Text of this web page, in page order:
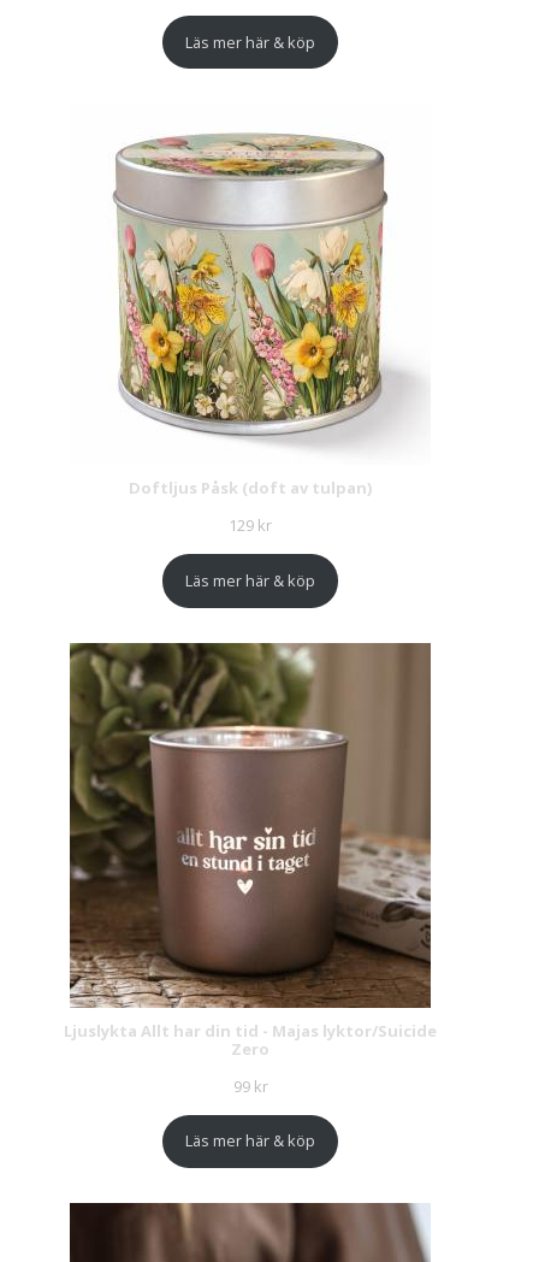
Läs mer här & köp
Doftljus Påsk (doft av tulpan)
129 kr
Läs mer här & köp
Ljuslykta Allt har din tid - Majas lyktor/Suicide
Zero
99 kr
Läs mer här & köp